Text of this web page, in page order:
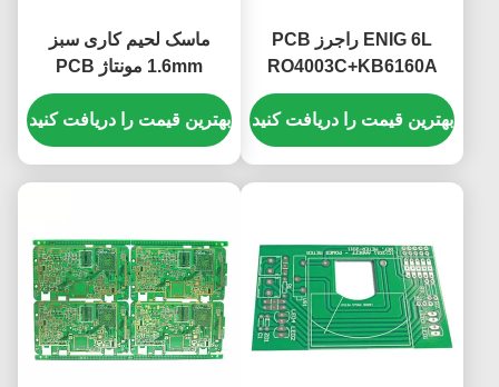
ENIG 6L راجرز PCB
RO4003C+KB6160A
0.25mm حداقل سوراخ
104.53*154.55mm
بهترین قیمت را دریافت کنید
ماسک لحیم کاری سبز
1.6mm مونتاژ PCB
الکترونیکی FR4 Rogers
5880 PCB
بهترین قیمت را دریافت کنید